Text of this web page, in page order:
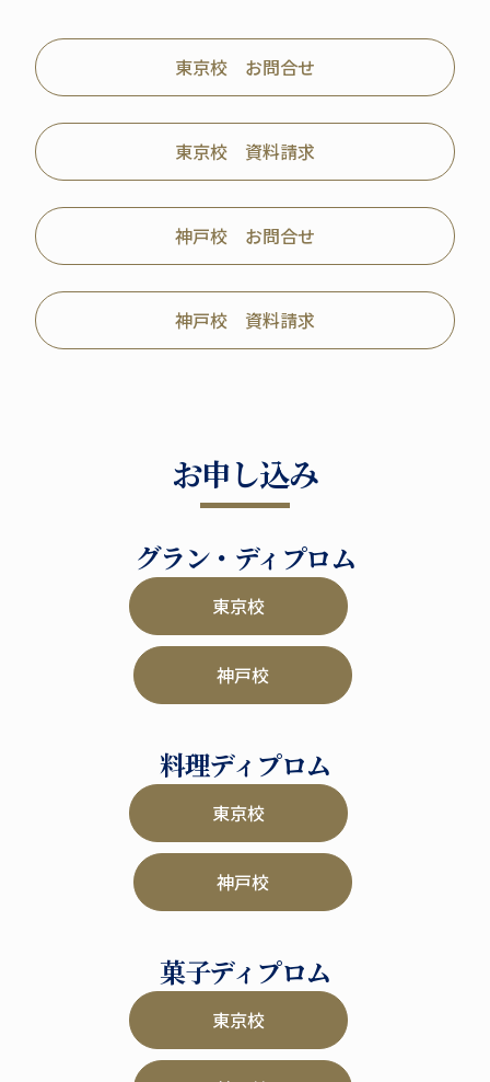
東京校 お問合せ
東京校 資料請求
神戸校 お問合せ
神戸校 資料請求
お申し込み
グラン・ディプロム
東京校
神戸校
料理ディプロム
東京校
神戸校
菓子ディプロム
東京校